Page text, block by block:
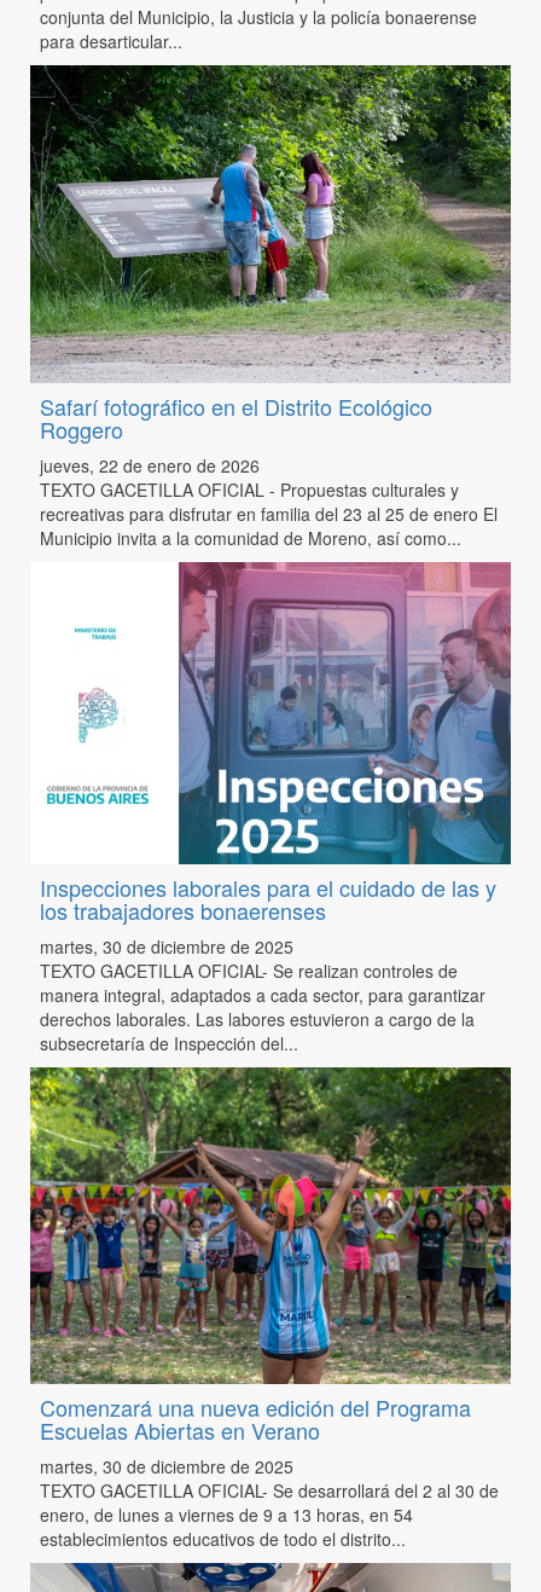
conjunta del Municipio, la Justicia y la policía bonaerense
para desarticular...
Safarí fotográfico en el Distrito Ecológico
Roggero
jueves, 22 de enero de 2026
TEXTO GACETILLA OFICIAL - Propuestas culturales y
recreativas para disfrutar en familia del 23 al 25 de enero El
Municipio invita a la comunidad de Moreno, así como...
Inspecciones laborales para el cuidado de las y
los trabajadores bonaerenses
martes, 30 de diciembre de 2025
TEXTO GACETILLA OFICIAL- Se realizan controles de
manera integral, adaptados a cada sector, para garantizar
derechos laborales. Las labores estuvieron a cargo de la
subsecretaría de Inspección del...
Comenzará una nueva edición del Programa
Escuelas Abiertas en Verano
martes, 30 de diciembre de 2025
TEXTO GACETILLA OFICIAL- Se desarrollará del 2 al 30 de
enero, de lunes a viernes de 9 a 13 horas, en 54
establecimientos educativos de todo el distrito...